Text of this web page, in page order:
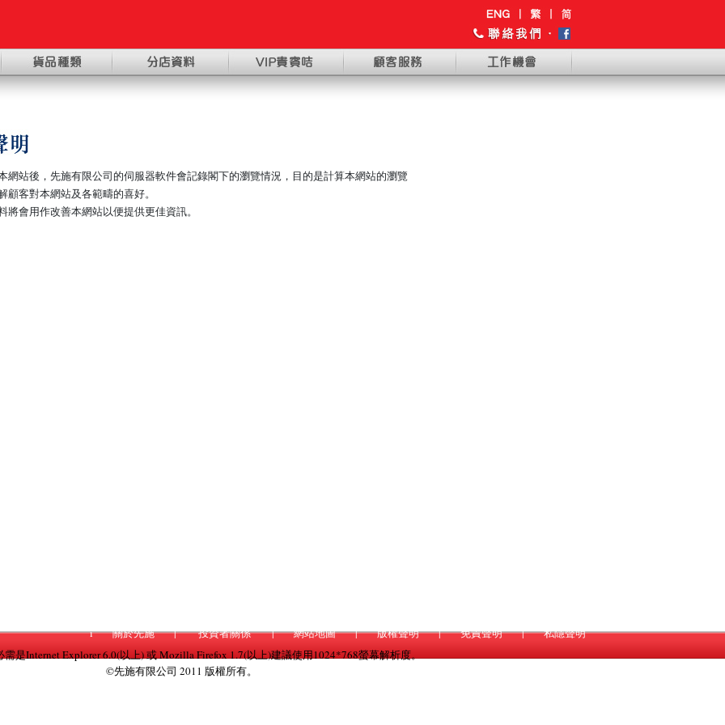
網站後 ， 先施有限公司的伺服器軟件會記錄閣下的瀏覽情況 ， 目的是計算本網站的瀏覽
顧客對本網站及各範疇的喜好。
將會用作改善本網站以便提供更佳資訊。
私隱聲明
|
免責聲明
|
版權聲明
|
i 網站地圖
|
投資者關係
|
關於先施
是Internet Explorer 6.0(以上) 或 Mozilla Firefox 1.7(以上)建議使用1024*768螢幕解析度。
©先施有限公司 2011 版權所有。